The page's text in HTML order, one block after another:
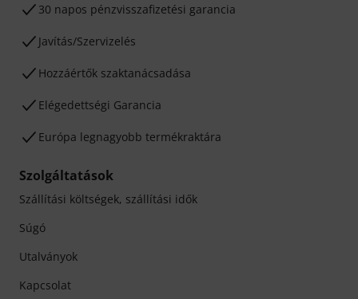
30 napos pénzvisszafizetési garancia
Javítás/Szervizelés
Hozzáértők szaktanácsadása
Elégedettségi Garancia
Európa legnagyobb termékraktára
Szolgáltatások
Szállítási költségek, szállítási idők
Súgó
Utalványok
Kapcsolat